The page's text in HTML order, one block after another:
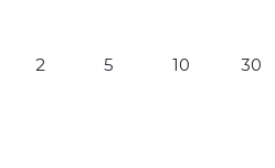
2 5 10 30